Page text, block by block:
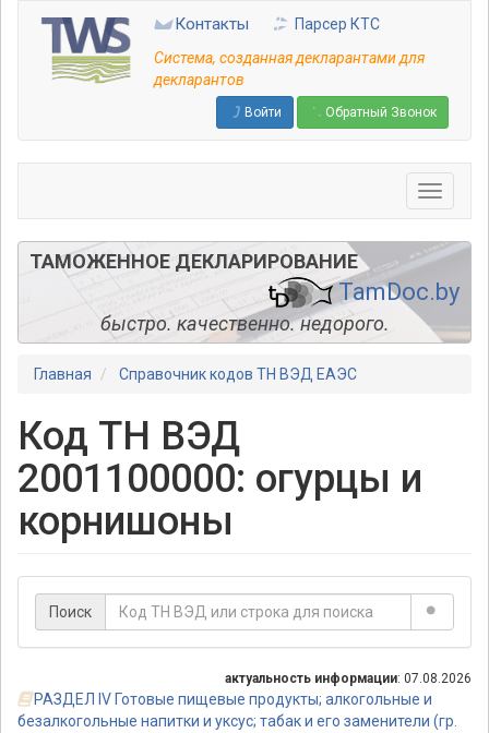
основному
содержанию
Контакты
Парсер КТС
Система, созданная декларантами для
декларантов
Войти Обратный Звонок
ТАМОЖЕННОЕ ДЕКЛАРИРОВАНИЕ
TamDoc.by
быстро. качественно. недорого.
Главная Справочник кодов ТН ВЭД ЕАЭС
Код ТН ВЭД
2001100000: огурцы и
корнишоны
Поиск
актуальность информации: 07.08.2026
РАЗДЕЛ IV Готовые пищевые продукты; алкогольные и
безалкогольные напитки и уксус; табак и его заменители (гр.